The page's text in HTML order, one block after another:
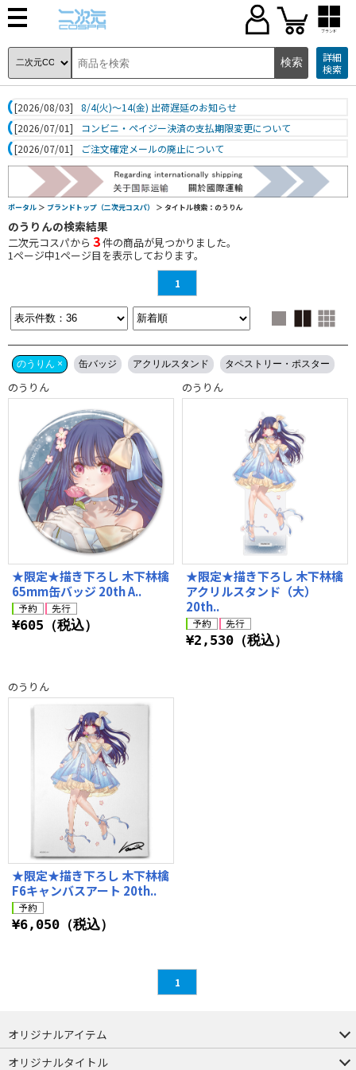
ブランド
詳細
検索
[2026/08/03]
8/4(火)～14(金) 出荷遅延のお知らせ
[2026/07/01]
コンビニ・ペイジー決済の支払期限変更について
[2026/07/01]
ご注文確定メールの廃止について
ポータル ＞ ブランドトップ（二次元コスパ） ＞ タイトル検索：のうりん
のうりんの検索結果
二次元コスパから 3件の商品が見つかりました。
1ページ中1ページ目を表示しております。
1
のうりん × 缶バッジ アクリルスタンド タペストリー・ポスター
のうりん
★限定★描き下ろし 木下林檎
65mm缶バッジ 20th A..
¥605（税込）
のうりん
★限定★描き下ろし 木下林檎
アクリルスタンド（大）
20th..
¥2,530（税込）
のうりん
★限定★描き下ろし 木下林檎
F6キャンバスアート 20th..
¥6,050（税込）
1
オリジナルアイテム
つままれ
つかまれ
ピョコッテ
オリジナルタイトル